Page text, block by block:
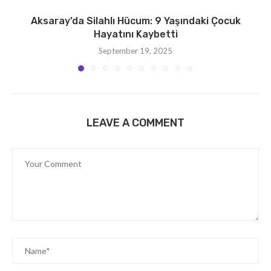
Aksaray’da Silahlı Hücum: 9 Yaşındaki Çocuk
Hayatını Kaybetti
September 19, 2025
LEAVE A COMMENT